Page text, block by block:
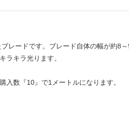
レードです。ブレード自体の幅が約8
ラキラ光ります。
入数『10』で1メートルになります。